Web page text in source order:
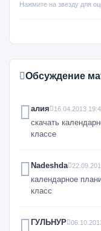
Нажмите на звезду для
Обсуждение
алия 16.04.2013
скачать
классе
Nadeshda
календарное
класс
ГУЛЬНУР